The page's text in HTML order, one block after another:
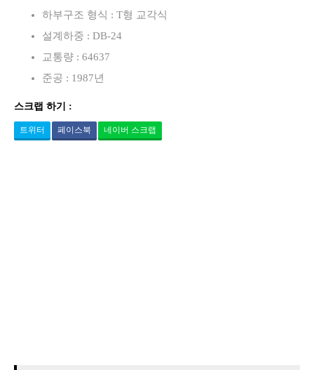
하부구조 형식 : T형 교각식
설계하중 : DB-24
교통량 : 64637
준공 : 1987년
스크랩 하기 :
트위터 페이스북 네이버 스크랩